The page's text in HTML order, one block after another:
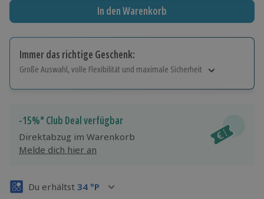
In den Warenkorb
Immer das richtige Geschenk:
Große Auswahl, volle Flexibilität und maximale Sicherheit
Jeder Gutschein für alle Erlebnisse einlösbar.
Maximale Sicherheit
3 Jahre gültig & verlängerbar.
-15%* Club Deal verfügbar
Direktabzug im Warenkorb
Melde dich hier an
Du erhältst 34 °P